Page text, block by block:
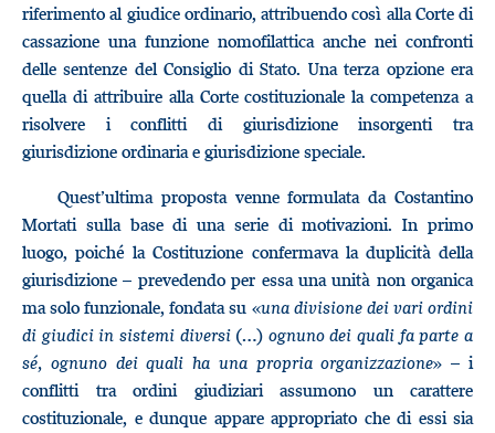
riferimento al giudice ordinario, attribuendo così alla Corte di
cassazione una funzione nomofilattica anche nei confronti
delle sentenze del Consiglio di Stato. Una terza opzione era
quella di attribuire alla Corte costituzionale la competenza a
risolvere i conflitti di giurisdizione insorgenti tra
giurisdizione ordinaria e giurisdizione speciale.
Quest’ultima proposta venne formulata da Costantino
Mortati sulla base di una serie di motivazioni. In primo
luogo, poiché la Costituzione confermava la duplicità della
giurisdizione – prevedendo per essa una unità non organica
ma solo funzionale, fondata su «una divisione dei vari ordini
di giudici in sistemi diversi(…) ognuno dei quali fa parte a
sé, ognuno dei quali ha una propria organizzazione» – i
conflitti tra ordini giudiziari assumono un carattere
costituzionale, e dunque appare appropriato che di essi sia